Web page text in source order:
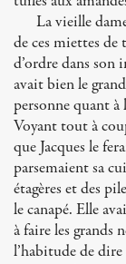
La vieille
de ces miettes
d’ordre dans son
avait bien le
personne quant à
Voyant tout à
que Jacques le
parsemaient sa
étagères et des
le canapé. Elle
à faire les grands
l’habitude de